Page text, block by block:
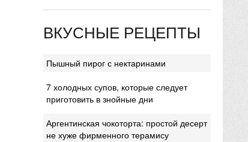
ВКУСНЫЕ РЕЦЕПТЫ
Пышный пирог с нектаринами
7 холодных супов, которые следует
приготовить в знойные дни
Аргентинская чокоторта: простой десерт
не хуже фирменного терамису